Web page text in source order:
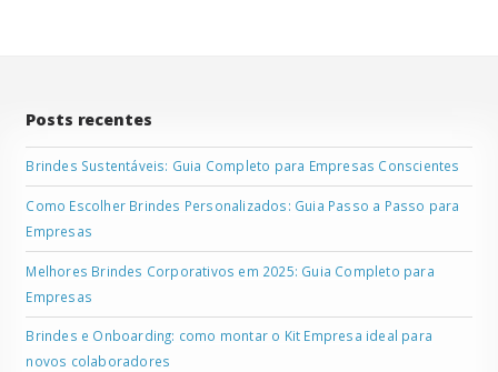
Posts recentes
Brindes Sustentáveis: Guia Completo para Empresas Conscientes
Como Escolher Brindes Personalizados: Guia Passo a Passo para
Empresas
Melhores Brindes Corporativos em 2025: Guia Completo para
Empresas
Brindes e Onboarding: como montar o Kit Empresa ideal para
novos colaboradores